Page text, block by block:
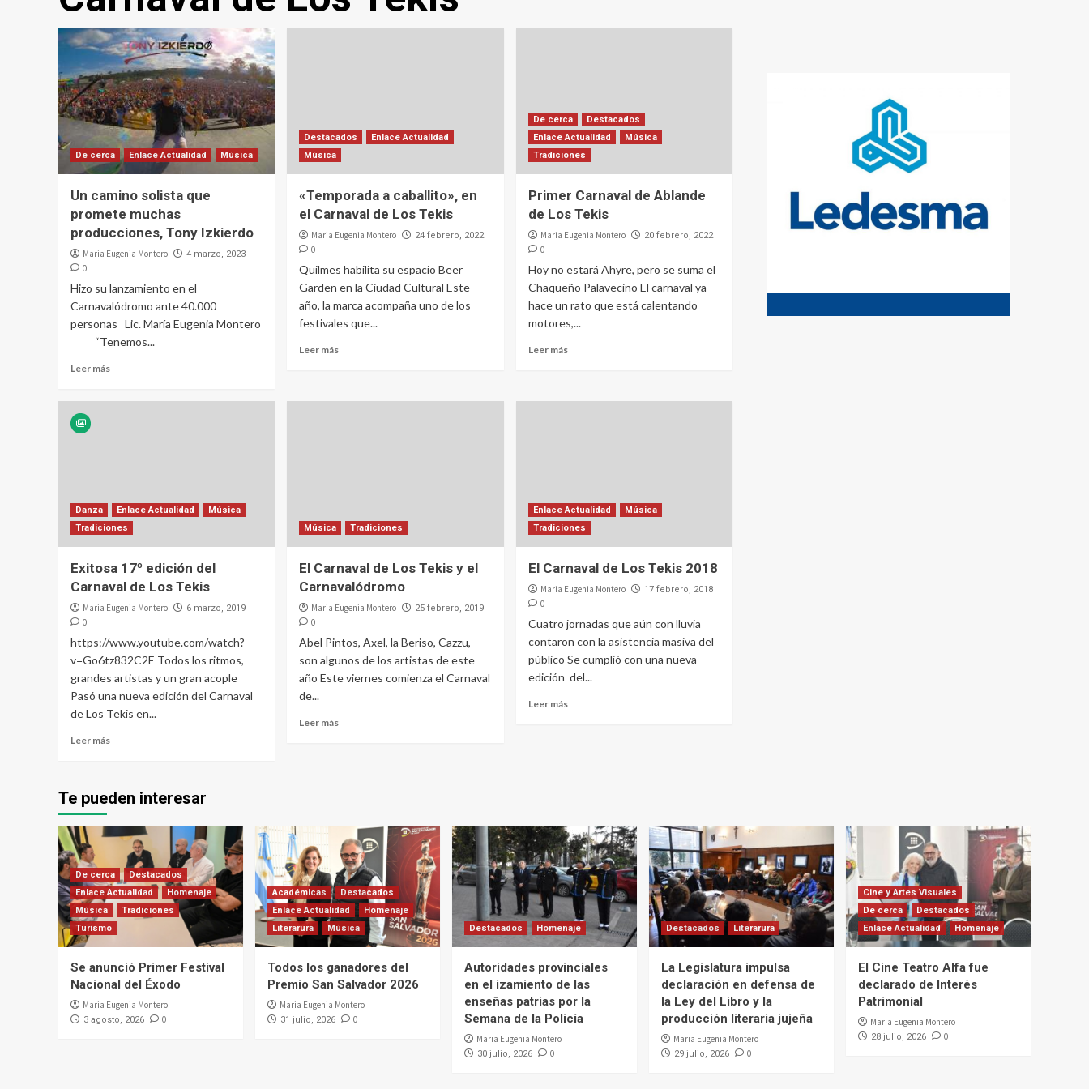
De cerca Enlace Actualidad Música
Un camino solista que
promete muchas
producciones, Tony Izkierdo
Maria Eugenia Montero 4 marzo, 2023
0
Hizo su lanzamiento en el
Carnavalódromo ante 40.000
personas Lic. María Eugenia Montero
“Tenemos...
Leer más
Destacados
Enlace Actualidad
Música
«Temporada a caballito», en
el Carnaval de Los Tekis
Maria Eugenia Montero 24 febrero, 2022
0
Quilmes habilita su espacio Beer
Garden en la Ciudad Cultural Este
año, la marca acompaña uno de los
festivales que...
Leer más
De cerca
Destacados
Enlace Actualidad
Música
Tradiciones
Primer Carnaval de Ablande
de Los Tekis
Maria Eugenia Montero 20 febrero, 2022
0
Hoy no estará Ahyre, pero se suma el
Chaqueño Palavecino El carnaval ya
hace un rato que está calentando
motores,...
Leer más
Danza Enlace Actualidad
Música
Tradiciones
Exitosa 17º edición del
Carnaval de Los Tekis
Maria Eugenia Montero 6 marzo, 2019
0
https://www.youtube.com/watch?
v=Go6tz832C2E Todos los ritmos,
grandes artistas y un gran acople
Pasó una nueva edición del Carnaval
de Los Tekis en...
Leer más
Música Tradiciones
El Carnaval de Los Tekis y el
Carnavalódromo
Maria Eugenia Montero 25 febrero, 2019
0
Abel Pintos, Axel, la Beriso, Cazzu,
son algunos de los artistas de este
año Este viernes comienza el Carnaval
de...
Leer más
Enlace Actualidad
Música
Tradiciones
El Carnaval de Los Tekis 2018
Maria Eugenia Montero 17 febrero, 2018
0
Cuatro jornadas que aún con lluvia
contaron con la asistencia masiva del
público Se cumplió con una nueva
edición del...
Leer más
Te pueden interesar
De cerca
Destacados
Enlace Actualidad
Homenaje
Música
Tradiciones
Turismo
Se anunció Primer Festival
Nacional del Éxodo
Maria Eugenia Montero
3 agosto, 2026 0
Académicas
Destacados
Enlace Actualidad
Homenaje
Literarura
Música
Todos los ganadores del
Premio San Salvador 2026
Maria Eugenia Montero
31 julio, 2026 0
Destacados Homenaje
Autoridades provinciales
en el izamiento de las
enseñas patrias por la
Semana de la Policía
Maria Eugenia Montero
30 julio, 2026 0
Destacados Literarura
La Legislatura impulsa
declaración en defensa de
la Ley del Libro y la
producción literaria jujeña
Maria Eugenia Montero
29 julio, 2026 0
Cine y Artes Visuales
De cerca
Destacados
Enlace Actualidad
Homenaje
El Cine Teatro Alfa fue
declarado de Interés
Patrimonial
Maria Eugenia Montero
28 julio, 2026 0